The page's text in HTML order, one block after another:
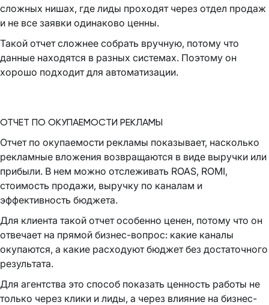
сложных нишах, где лиды проходят через отдел продаж
и не все заявки одинаково ценны.
Такой отчет сложнее собрать вручную, потому что
данные находятся в разных системах. Поэтому он
хорошо подходит для автоматизации.
ОТЧЕТ ПО ОКУПАЕМОСТИ РЕКЛАМЫ
Отчет по окупаемости рекламы показывает, насколько
рекламные вложения возвращаются в виде выручки или
прибыли. В нем можно отслеживать ROAS, ROMI,
стоимость продажи, выручку по каналам и
эффективность бюджета.
Для клиента такой отчет особенно ценен, потому что он
отвечает на прямой бизнес-вопрос: какие каналы
окупаются, а какие расходуют бюджет без достаточного
результата.
Для агентства это способ показать ценность работы не
только через клики и лиды, а через влияние на бизнес-